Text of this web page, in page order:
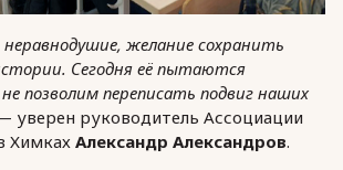
желание сохранить
Сегодня её пытаются
позволим переписать подвиг наших
уверен руководитель Ассоциации
Химках Александр Александров.